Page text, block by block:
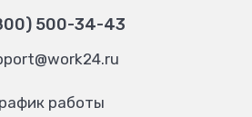
500-34-43
работы